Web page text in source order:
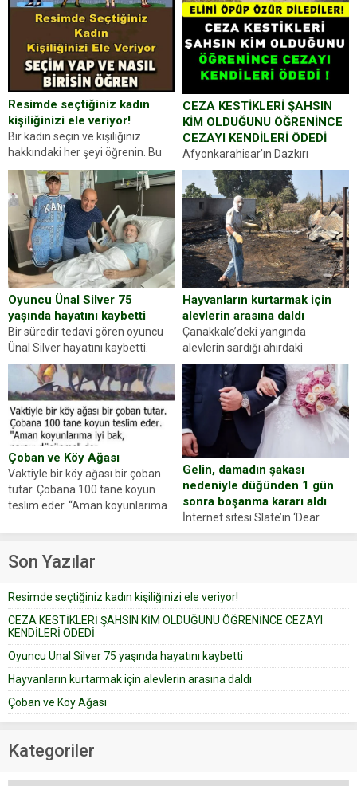
Resimde seçtiğiniz kadın
kişiliğinizi ele veriyor!
Bir kadın seçin ve kişiliğiniz
hakkındaki her şeyi öğrenin. Bu
kez karşınıza oldukça farklı bir
kişilik testiyle çıkıyoruz. Resimde
gördüğünüz kadın figürlerinden
dikkatinizi en...
CEZA KESTİKLERİ ŞAHSIN
KİM OLDUĞUNU ÖĞRENİNCE
CEZAYI KENDİLERİ ÖDEDİ
Afyonkarahisar’ın Dazkırı
ilçesinde trafik uygulaması
yapan jandarma ekipleri
durdurdukları bir otomobilin
sürücüsünden ehliyet ve ruhsat
sorup belgelerini istedi. Sürücü
Abdurrahman Ö.nün verdiği
evraklarda eksik olduğunu...
Oyuncu Ünal Silver 75
yaşında hayatını kaybetti
Bir süredir tedavi gören oyuncu
Ünal Silver hayatını kaybetti.
Haberi, oyuncunun menajerlik
ajansı duyurdu. Renda Güner,
sosyal medya hesabında “Usta
Oyuncumuz ve çok değerli
dostumuz...
Hayvanların kurtarmak için
alevlerin arasına daldı
Çanakkale’deki yangında
alevlerin sardığı ahırdaki
hayvanlarını kurtarmak isteyen
Zeki Demir (66) ölümden döndü.
Yüzünde ve ellerinde yanıklar
oluşan Demir, kâbus dolu anları
anlattı… Merkeze bağlı...
Çoban ve Köy Ağası
Vaktiyle bir köy ağası bir çoban
tutar. Çobana 100 tane koyun
teslim eder. “Aman koyunlarıma
Çoban koyunları alır gider. Aylar...
Gelin, damadın şakası
nedeniyle düğünden 1 gün
sonra boşanma kararı aldı
İnternet sitesi Slate’in ‘Dear
Prudence’ isimli tavsiye köşesine
yapıştırdığı için düğünden...
Son Yazılar
Resimde seçtiğiniz kadın kişiliğinizi ele veriyor!
CEZA KESTİKLERİ ŞAHSIN KİM OLDUĞUNU ÖĞRENİNCE CEZAYI
KENDİLERİ ÖDEDİ
Oyuncu Ünal Silver 75 yaşında hayatını kaybetti
Hayvanların kurtarmak için alevlerin arasına daldı
Çoban ve Köy Ağası
Kategoriler